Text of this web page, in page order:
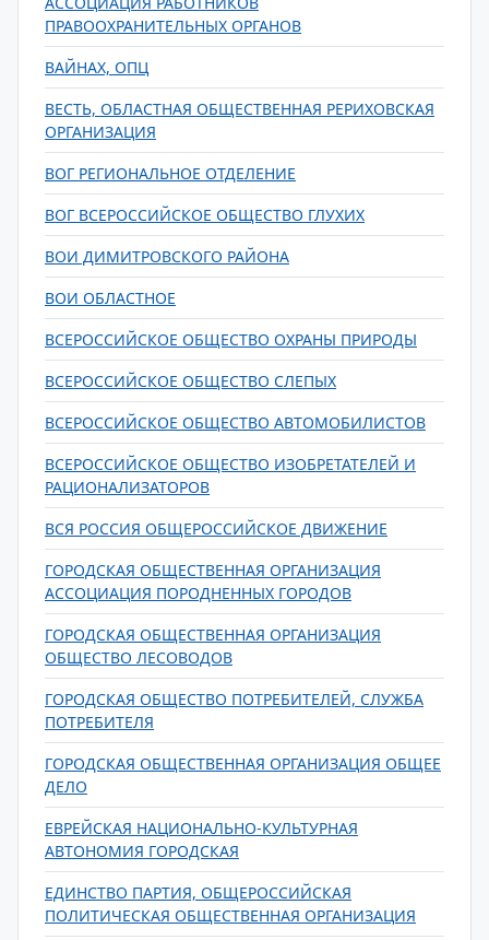
ПРАВООХРАНИТЕЛЬНЫХ ОРГАНОВ
ВАЙНАХ, ОПЦ
ВЕСТЬ, ОБЛАСТНАЯ ОБЩЕСТВЕННАЯ РЕРИХОВСКАЯ
ОРГАНИЗАЦИЯ
ВОГ РЕГИОНАЛЬНОЕ ОТДЕЛЕНИЕ
ВОГ ВСЕРОССИЙСКОЕ ОБЩЕСТВО ГЛУХИХ
ВОИ ДИМИТРОВСКОГО РАЙОНА
ВОИ ОБЛАСТНОЕ
ВСЕРОССИЙСКОЕ ОБЩЕСТВО ОХРАНЫ ПРИРОДЫ
ВСЕРОССИЙСКОЕ ОБЩЕСТВО СЛЕПЫХ
ВСЕРОССИЙСКОЕ ОБЩЕСТВО АВТОМОБИЛИСТОВ
ВСЕРОССИЙСКОЕ ОБЩЕСТВО ИЗОБРЕТАТЕЛЕЙ И
РАЦИОНАЛИЗАТОРОВ
ВСЯ РОССИЯ ОБЩЕРОССИЙСКОЕ ДВИЖЕНИЕ
ГОРОДСКАЯ ОБЩЕСТВЕННАЯ ОРГАНИЗАЦИЯ
АССОЦИАЦИЯ ПОРОДНЕННЫХ ГОРОДОВ
ГОРОДСКАЯ ОБЩЕСТВЕННАЯ ОРГАНИЗАЦИЯ
ОБЩЕСТВО ЛЕСОВОДОВ
ГОРОДСКАЯ ОБЩЕСТВО ПОТРЕБИТЕЛЕЙ, СЛУЖБА
ПОТРЕБИТЕЛЯ
ГОРОДСКАЯ ОБЩЕСТВЕННАЯ ОРГАНИЗАЦИЯ ОБЩЕЕ
ДЕЛО
ЕВРЕЙСКАЯ НАЦИОНАЛЬНО-КУЛЬТУРНАЯ
АВТОНОМИЯ ГОРОДСКАЯ
ЕДИНСТВО ПАРТИЯ, ОБЩЕРОССИЙСКАЯ
ПОЛИТИЧЕСКАЯ ОБЩЕСТВЕННАЯ ОРГАНИЗАЦИЯ